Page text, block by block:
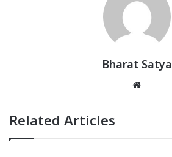
dI
n
Bharat Satya
Related Articles